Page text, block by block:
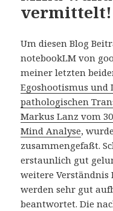
vermittelt!
Um diesen Blog
notebookLM von
meiner letzten
Egoshootismus
pathologischen
Markus Lanz vom
Mind Analyse‚
zusammengefaßt.
erstaunlich gut
weitere Verständnis
werden sehr gut
beantwortet. Die